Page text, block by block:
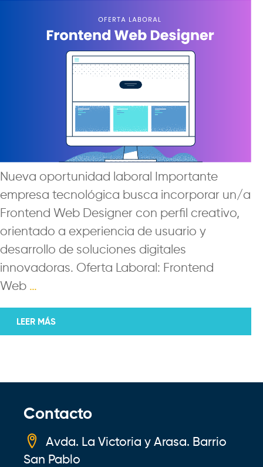
Nueva oportunidad laboral Importante
empresa tecnológica busca incorporar un/a
Frontend Web Designer con perfil creativo,
orientado a experiencia de usuario y
desarrollo de soluciones digitales
innovadoras. Oferta Laboral: Frontend
Web …
LEER MÁS
Contacto
Avda. La Victoria y Arasa. Barrio
San Pablo